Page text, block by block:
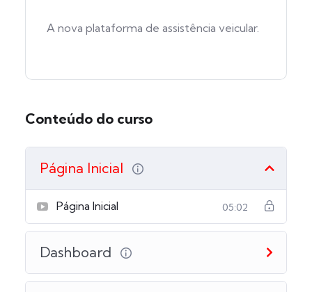
A nova plataforma de assistência veicular.
Conteúdo do curso
Página Inicial
Página Inicial 05:02
Dashboard